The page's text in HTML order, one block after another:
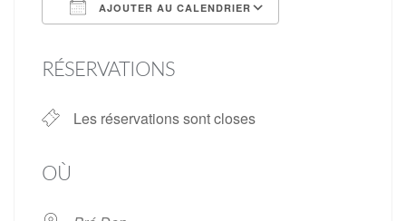
AJOUTER AU CALENDRIER
RÉSERVATIONS
Les réservations sont closes
OÙ